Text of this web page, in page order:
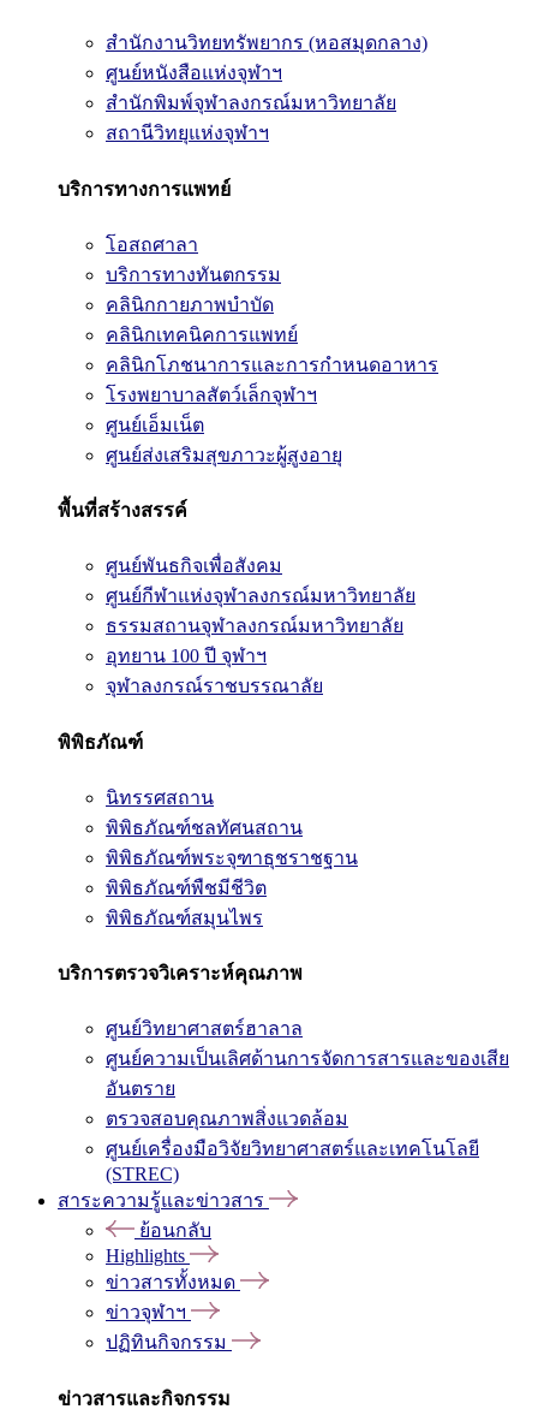
สำนักงานวิทยทรัพยากร (หอสมุดกลาง)
ศูนย์หนังสือแห่งจุฬาฯ
สำนักพิมพ์จุฬาลงกรณ์มหาวิทยาลัย
สถานีวิทยุแห่งจุฬาฯ
บริการทางการแพทย์
โอสถศาลา
บริการทางทันตกรรม
คลินิกกายภาพบำบัด
คลินิกเทคนิคการแพทย์
คลินิกโภชนาการและการกำหนดอาหาร
โรงพยาบาลสัตว์เล็กจุฬาฯ
ศูนย์เอ็มเน็ต
ศูนย์ส่งเสริมสุขภาวะผู้สูงอายุ
พื้นที่สร้างสรรค์
ศูนย์พันธกิจเพื่อสังคม
ศูนย์กีฬาแห่งจุฬาลงกรณ์มหาวิทยาลัย
ธรรมสถานจุฬาลงกรณ์มหาวิทยาลัย
อุทยาน 100 ปี จุฬาฯ
จุฬาลงกรณ์ราชบรรณาลัย
พิพิธภัณฑ์
นิทรรศสถาน
พิพิธภัณฑ์ชลทัศนสถาน
พิพิธภัณฑ์พระจุฑาธุชราชฐาน
พิพิธภัณฑ์พืชมีชีวิต
พิพิธภัณฑ์สมุนไพร
บริการตรวจวิเคราะห์คุณภาพ
ศูนย์วิทยาศาสตร์ฮาลาล
ศูนย์ความเป็นเลิศด้านการจัดการสารและของเสีย
อันตราย
ตรวจสอบคุณภาพสิ่งแวดล้อม
ศูนย์เครื่องมือวิจัยวิทยาศาสตร์และเทคโนโลยี
(STREC)
สาระความรู้และข่าวสาร
ย้อนกลับ
Highlights
ข่าวสารทั้งหมด
ข่าวจุฬาฯ
ปฏิทินกิจกรรม
ข่าวสารและกิจกรรม